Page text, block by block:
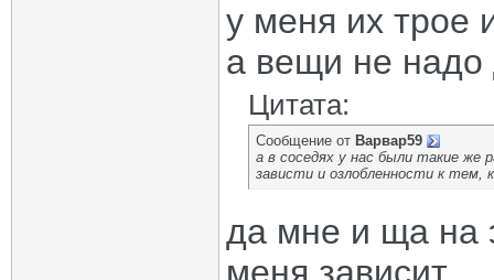
у меня их трое
а вещи не надо
Цитата:
Сообщение от Варвар59
а в соседях у нас были такие же
зависти и озлобленности к тем,
да мне и ща на